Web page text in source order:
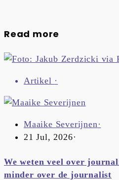
Read more
Artikel ·
Maaike Severijnen ·
21 Jul, 2026·
We weten veel over
minder over de journalist